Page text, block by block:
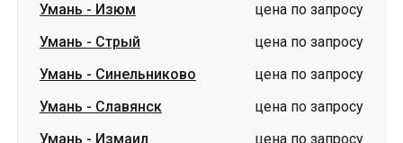
Умань - Изюм
цена по запросу
Умань - Стрый
цена по запросу
Умань - Синельниково
цена по запросу
Умань - Славянск
цена по запросу
Умань - Измаил
цена по запросу